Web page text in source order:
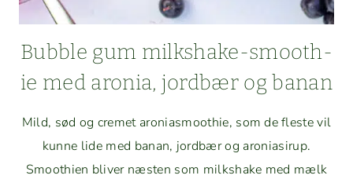
Bub­ble gum milk­shake-smooth­
ie med aro­nia, jord­bær og banan
Mild, sød og cremet aro­ni­as­mooth­ie, som de fleste vil
kunne lide med banan, jord­bær og aro­ni­asirup.
Smooth­ien bliv­er næsten som milk­shake med mælk